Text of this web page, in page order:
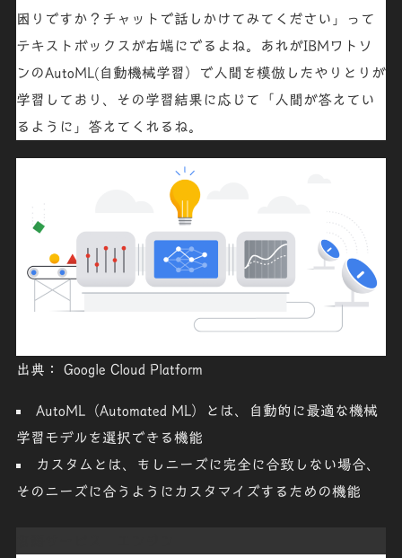
困りですか？チャットで話しかけてみてください 」って
テキストボックスが右端にでるよね。あれがIBMワトソ
ンのAutoML (自動機械学習）で人間を模倣したやりとりが
学習しており、その学習結果に応じて「 人間が答えてい
るように 」答えてくれるね。
出典： Google Cloud Platform
AutoML （Automated ML ）とは、自動的に最適な機械
学習モデルを選択できる機能
カスタム とは、もしニーズに完全に合致しない場合、
そのニーズに合うようにカスタマイズするための機能